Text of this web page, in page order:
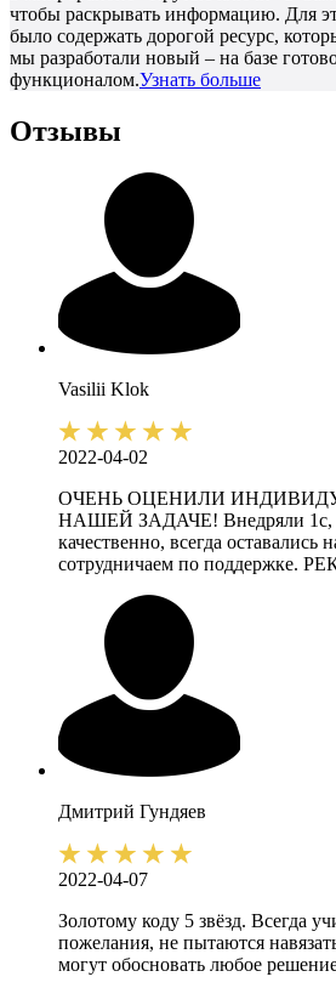
чтобы раскрывать информацию. Для
было содержать дорогой ресурс,
мы разработали новый – на базе
функционалом.Узнать больше
Отзывы
Vasilii Klok
2022-04-02
ОЧЕНЬ ОЦЕНИЛИ
НАШЕЙ ЗАДАЧЕ! Внедряли 1с,
качественно, всегда оставались
сотрудничаем по поддержке.
Дмитрий Гундяев
2022-04-07
Золотому коду 5 звёзд. Всегда
пожелания, не пытаются
могут обосновать любое